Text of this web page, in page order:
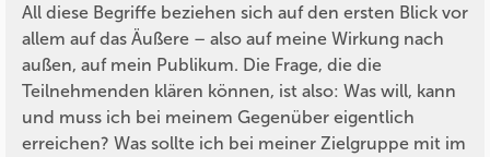
All diese Begriffe beziehen sich auf den ersten Blick vor
allem auf das Äußere – also auf meine Wirkung nach
außen, auf mein Publikum. Die Frage, die die
Teilnehmenden klären können, ist also: Was will, kann
und muss ich bei meinem Gegenüber eigentlich
erreichen? Was sollte ich bei meiner Zielgruppe mit im